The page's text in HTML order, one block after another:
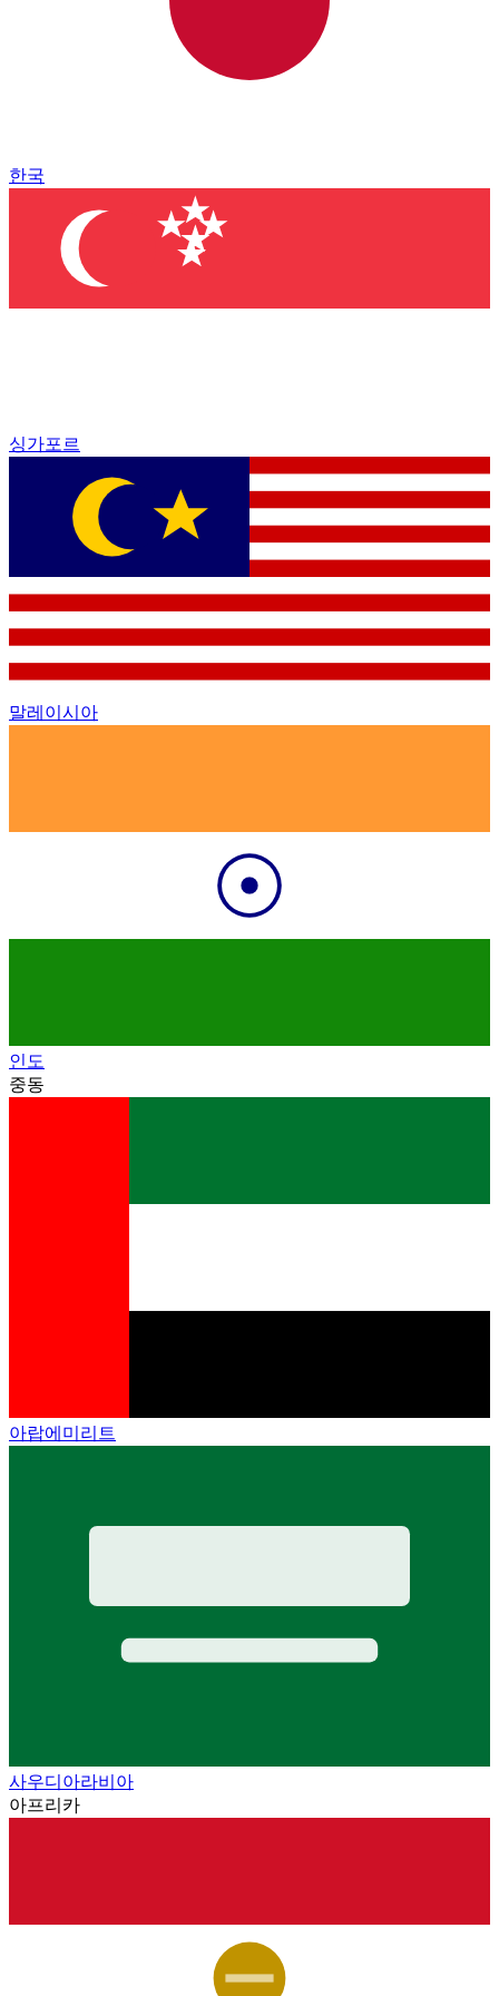
한국
싱가포르
말레이시아
인도
중동
아랍에미리트
사우디아라비아
아프리카